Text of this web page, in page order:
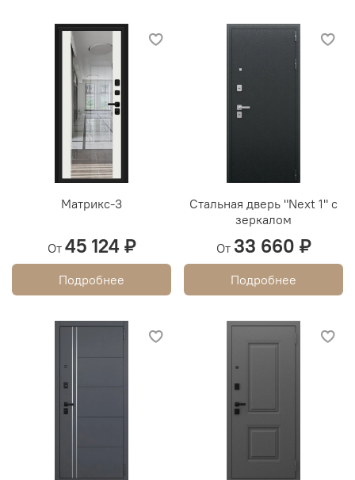
Матрикс-3
От 45 124 ₽
Подробнее
Стальная дверь "Next 1" с
зеркалом
От 33 660 ₽
Подробнее